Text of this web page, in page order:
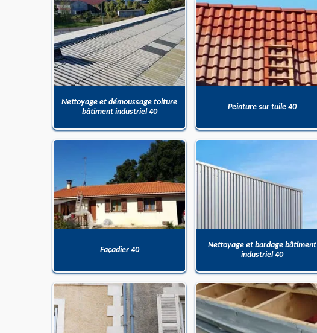
Nettoyage et démoussage toiture
bâtiment industriel 40
Peinture sur tuile 40
Façadier 40
Nettoyage et bardage bâtiment
industriel 40